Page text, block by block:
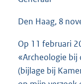
Den Haag, 8
Op 11 februari
«Archeologie bij
(bijlage bij